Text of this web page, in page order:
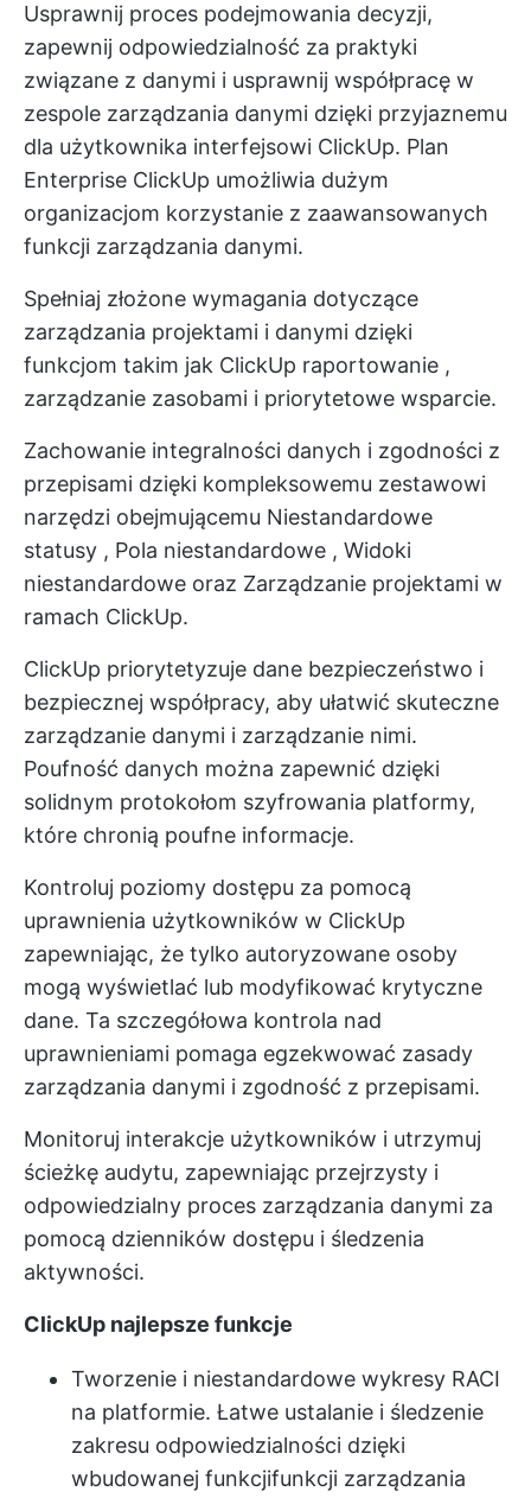
Usprawnij proces podejmowania decyzji,
zapewnij odpowiedzialność za praktyki
związane z danymi i usprawnij współpracę w
zespole zarządzania danymi dzięki przyjaznemu
dla użytkownika interfejsowi ClickUp. Plan
Enterprise ClickUp umożliwia dużym
organizacjom korzystanie z zaawansowanych
funkcji zarządzania danymi.
Spełniaj złożone wymagania dotyczące
zarządzania projektami i danymi dzięki
funkcjom takim jak ClickUp raportowanie ,
zarządzanie zasobami i priorytetowe wsparcie.
Zachowanie integralności danych i zgodności z
przepisami dzięki kompleksowemu zestawowi
narzędzi obejmującemu Niestandardowe
statusy , Pola niestandardowe , Widoki
niestandardowe oraz Zarządzanie projektami w
ramach ClickUp.
ClickUp priorytetyzuje dane bezpieczeństwo i
bezpiecznej współpracy, aby ułatwić skuteczne
zarządzanie danymi i zarządzanie nimi.
Poufność danych można zapewnić dzięki
solidnym protokołom szyfrowania platformy,
które chronią poufne informacje.
Kontroluj poziomy dostępu za pomocą
uprawnienia użytkowników w ClickUp
zapewniając, że tylko autoryzowane osoby
mogą wyświetlać lub modyfikować krytyczne
dane. Ta szczegółowa kontrola nad
uprawnieniami pomaga egzekwować zasady
zarządzania danymi i zgodność z przepisami.
Monitoruj interakcje użytkowników i utrzymuj
ścieżkę audytu, zapewniając przejrzysty i
odpowiedzialny proces zarządzania danymi za
pomocą dzienników dostępu i śledzenia
aktywności.
ClickUp najlepsze funkcje
Tworzenie i niestandardowe wykresy RACI
na platformie. Łatwe ustalanie i śledzenie
zakresu odpowiedzialności dzięki
wbudowanej funkcjifunkcji zarządzania